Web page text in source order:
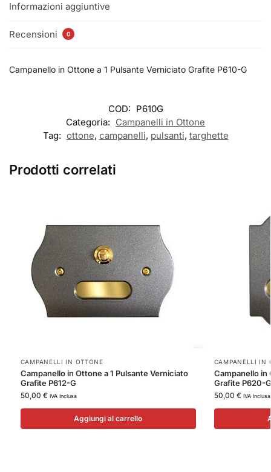
Informazioni aggiuntive
Recensioni 0
Campanello in Ottone a 1 Pulsante Verniciato Grafite P610-G
COD: P610G
Categoria: Campanelli in Ottone
Tag: ottone, campanelli, pulsanti, targhette
Prodotti correlati
CAMPANELLI IN OTTONE
Campanello in Ottone a 1 Pulsante Verniciato
Grafite P612-G
50,00 € IVA Inclusa
Aggiungi al carrello
CAMPANELLI IN
Campanello in
Grafite P620-G
50,00 € IVA Inclusa